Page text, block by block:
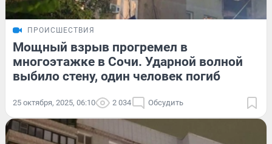
ПРОИСШЕСТВИЯ
Мощный взрыв прогремел в
многоэтажке в Сочи. Ударной волной
выбило стену, один человек погиб
25 октября, 2025, 06:10 2 034 Обсудить